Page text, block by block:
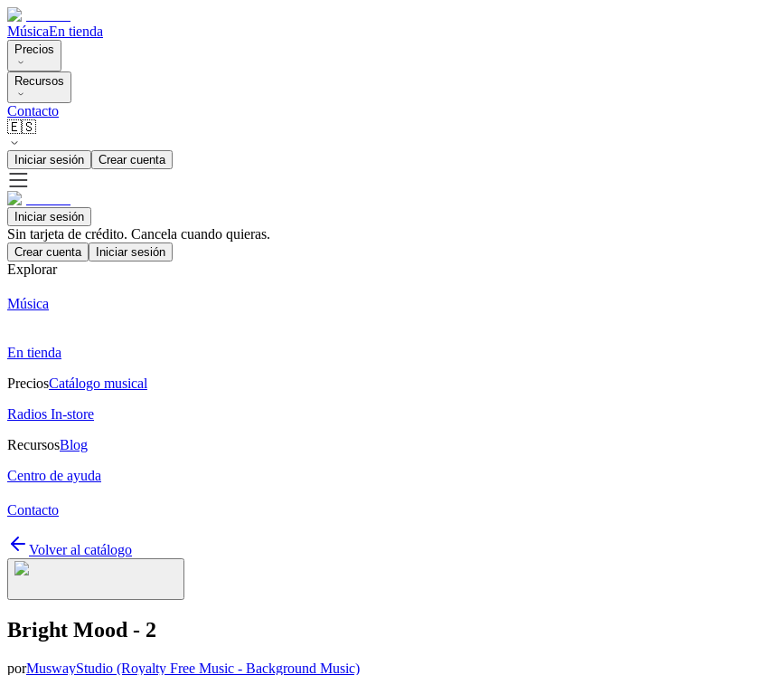
MúsicaEn tienda
Precios
Recursos
Contacto
🇪🇸
Iniciar sesión Crear cuenta
Iniciar sesión
Sin tarjeta de crédito. Cancela cuando quieras.
Crear cuenta Iniciar sesión
Explorar
Música
En tienda
PreciosCatálogo musical
Radios In-store
RecursosBlog
Centro de ayuda
Contacto
Volver al catálogo
Bright Mood - 2
porMuswayStudio (Royalty Free Music - Background Music)